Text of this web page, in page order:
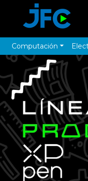
Computación